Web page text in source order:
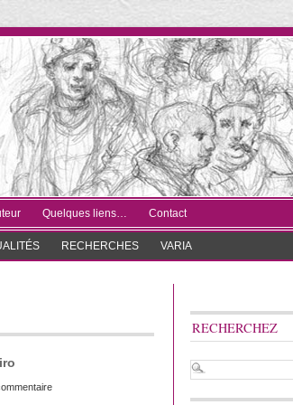
Quelques liens… Contact
RECHERCHES VARIA
RECHERCHEZ